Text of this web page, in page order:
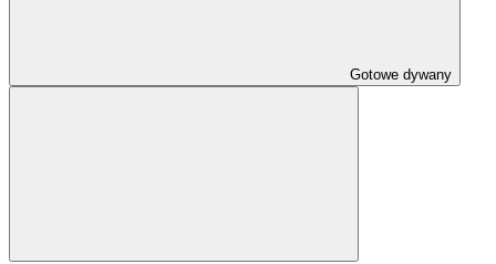
Gotowe dywany